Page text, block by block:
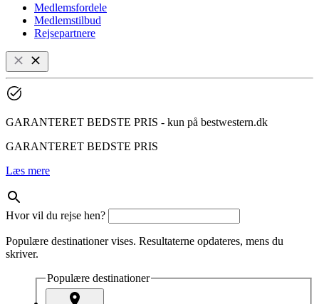
Medlemsfordele
Medlemstilbud
Rejsepartnere
GARANTERET BEDSTE PRIS - kun på bestwestern.dk
GARANTERET BEDSTE PRIS
Læs mere
Hvor vil du rejse hen?
Populære destinationer vises. Resultaterne opdateres, mens du
skriver.
Populære destinationer